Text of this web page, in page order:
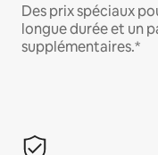
Des prix spéciaux
longue durée et un
supplémentaires.*